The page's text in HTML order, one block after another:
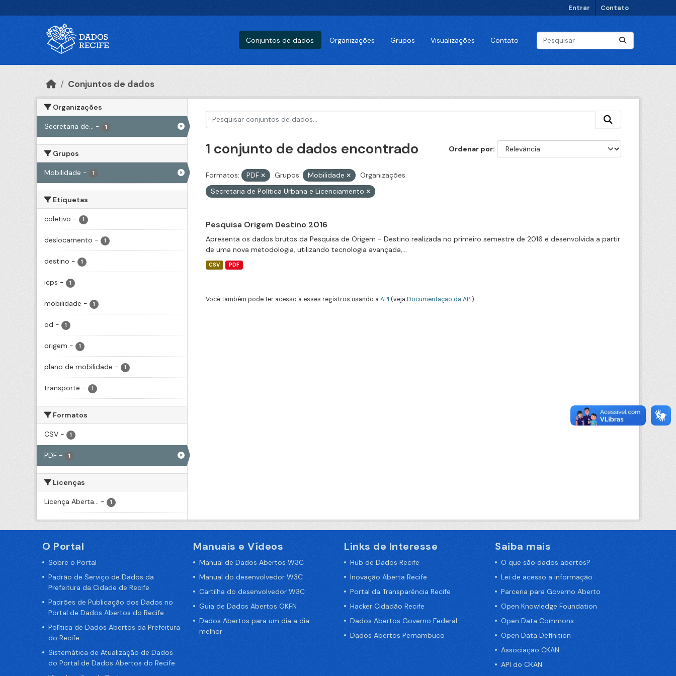
Entrar Contato
Conjuntos de dados Organizações Grupos Visualizações Contato
Conjuntos de dados
Organizações
Secretaria de... - 1
Grupos
Mobilidade - 1
Etiquetas
coletivo - 1
deslocamento - 1
destino - 1
icps - 1
mobilidade - 1
od - 1
origem - 1
plano de mobilidade - 1
transporte - 1
Formatos
CSV - 1
PDF - 1
Licenças
Licença Aberta... - 1
Ordenar por
1 conjunto de dados encontrado
Formatos: PDF Grupos: Mobilidade
Organizações:
Secretaria de Política Urbana e Licenciamento
Pesquisa Origem Destino 2016
Apresenta os dados brutos da Pesquisa de Origem - Destino realizada no primeiro semestre de 2016 e desenvolvida a partir
de uma nova metodologia, utilizando tecnologia avançada,...
CSV PDF
Você também pode ter acesso a esses registros usando a API (veja Documentação da API).
O Portal
Sobre o Portal
Padrão de Serviço de Dados da
Prefeitura da Cidade de Recife
Padrões de Publicação dos Dados no
Portal de Dados Abertos do Recife
Política de Dados Abertos da Prefeitura
do Recife
Sistemática de Atualização de Dados
do Portal de Dados Abertos do Recife
Manuais e Vídeos
Manual de Dados Abertos W3C
Manual do desenvolvedor W3C
Cartilha do desenvolvedor W3C
Guia de Dados Abertos OKFN
Dados Abertos para um dia a dia
melhor
Links de Interesse
Hub de Dados Recife
Inovação Aberta Recife
Portal da Transparência Recife
Hacker Cidadão Recife
Dados Abertos Governo Federal
Dados Abertos Pernambuco
Saiba mais
O que são dados abertos?
Lei de acesso a informação
Parceria para Governo Aberto
Open Knowledge Foundation
Open Data Commons
Open Data Definition
Associação CKAN
API do CKAN